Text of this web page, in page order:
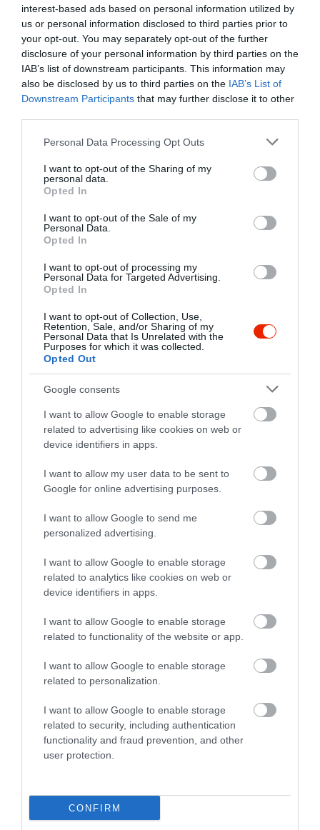
interest-based ads based on personal information utilized by
us or personal information disclosed to third parties prior to
your opt-out. You may separately opt-out of the further
disclosure of your personal information by third parties on the
IAB’s list of downstream participants. This information may
also be disclosed by us to third parties on the IAB’s List of
Downstream Participants that may further disclose it to other
Please note that this website/app uses one or more Google
not limited to your visit or usage behaviour. You may click to
grant or deny consent to Google and its third-party tags to
use your data for below specified purposes in below Google
consent section.
Personal Data Processing Opt Outs
I want to opt-out of the Sharing of my
personal data.
Opted In
I want to opt-out of the Sale of my
Personal Data.
Opted In
I want to opt-out of processing my
Personal Data for Targeted Advertising.
Opted In
I want to opt-out of Collection, Use,
Retention, Sale, and/or Sharing of my
Personal Data that Is Unrelated with the
Purposes for which it was collected.
Opted Out
Google consents
I want to allow Google to enable storage
related to advertising like cookies on web or
device identifiers in apps.
I want to allow my user data to be sent to
Google for online advertising purposes.
I want to allow Google to send me
personalized advertising.
I want to allow Google to enable storage
related to analytics like cookies on web or
device identifiers in apps.
I want to allow Google to enable storage
related to functionality of the website or app.
I want to allow Google to enable storage
related to personalization.
I want to allow Google to enable storage
related to security, including authentication
functionality and fraud prevention, and other
user protection.
CONFIRM
https://www.facebook.com/divinogozsdu
Probléma jelentése Te vagy a tulajdonos?
Értékelések
4.5
Összesen 2
5 1
3 0
2